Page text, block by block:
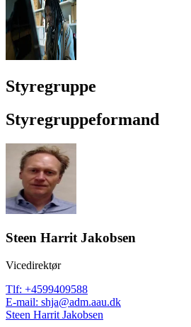
Styregruppe
Styregruppeformand
Steen Harrit Jakobsen
Vicedirektør
Tlf: +4599409588
E-mail: shja@adm.aau.dk
Steen Harrit Jakobsen